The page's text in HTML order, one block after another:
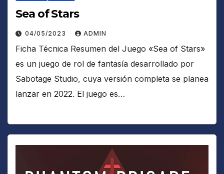
Sea of Stars
04/05/2023 ADMIN
Ficha Técnica Resumen del Juego «Sea of Stars»
es un juego de rol de fantasía desarrollado por
Sabotage Studio, cuya versión completa se planea
lanzar en 2022. El juego es…